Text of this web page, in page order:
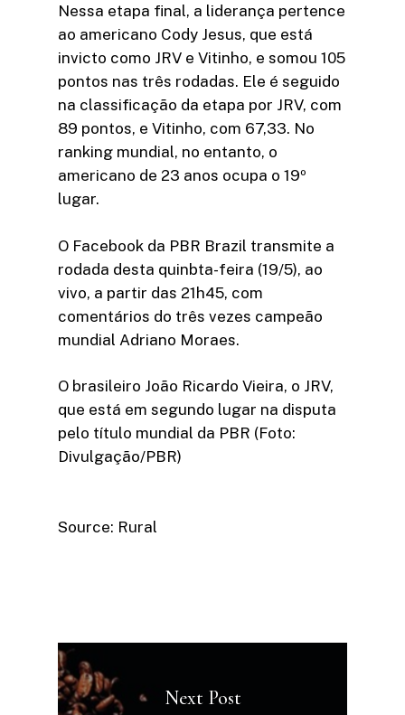
Nessa etapa final, a liderança pertence
ao americano Cody Jesus, que está
invicto como JRV e Vitinho, e somou 105
pontos nas três rodadas. Ele é seguido
na classificação da etapa por JRV, com
89 pontos, e Vitinho, com 67,33. No
ranking mundial, no entanto, o
americano de 23 anos ocupa o 19º
lugar.
O Facebook da PBR Brazil transmite a
rodada desta quinbta-feira (19/5), ao
vivo, a partir das 21h45, com
comentários do três vezes campeão
mundial Adriano Moraes.
O brasileiro João Ricardo Vieira, o JRV,
que está em segundo lugar na disputa
pelo título mundial da PBR (Foto:
Divulgação/PBR)
Source: Rural
Next Post